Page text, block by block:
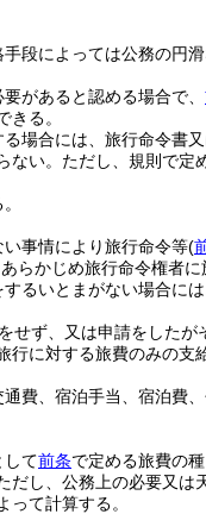
段によっては公務の円
があると認める場合で、
る。
場合には、旅行命令書
い。 ただし、規則で定
事情により旅行命令等(
らかじめ旅行命令権者
るいとまがない場合に
せず、又は申請をした
に対する旅費のみの支
費、宿泊手当、宿泊費
して前条で定める旅費の
だし、公務上の必要又は
て計算する。